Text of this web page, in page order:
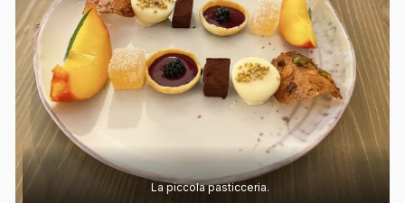
La piccola pasticceria.